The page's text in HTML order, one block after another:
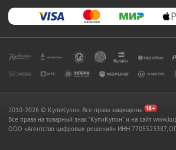
2010-2026 © КупиКупон. Все права защищены.
Все права на товарный знак "КупиКупон" и на сайт
OOO «Агентство цифровых решений» ИНН 7705523387,